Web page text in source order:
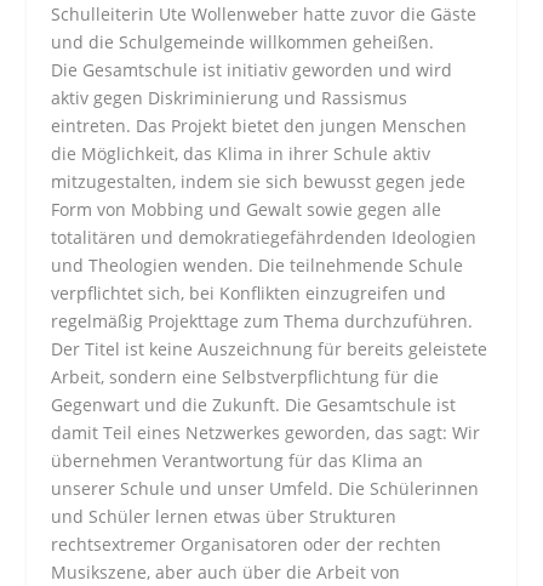
Schulleiterin Ute Wollenweber hatte zuvor die Gäste
und die Schulgemeinde willkommen geheißen.
Die Gesamtschule ist initiativ geworden und wird
aktiv gegen Diskriminierung und Rassismus
eintreten. Das Projekt bietet den jungen Menschen
die Möglichkeit, das Klima in ihrer Schule aktiv
mitzugestalten, indem sie sich bewusst gegen jede
Form von Mobbing und Gewalt sowie gegen alle
totalitären und demokratiegefährdenden Ideologien
und Theologien wenden. Die teilnehmende Schule
verpflichtet sich, bei Konflikten einzugreifen und
regelmäßig Projekttage zum Thema durchzuführen.
Der Titel ist keine Auszeichnung für bereits geleistete
Arbeit, sondern eine Selbstverpflichtung für die
Gegenwart und die Zukunft. Die Gesamtschule ist
damit Teil eines Netzwerkes geworden, das sagt: Wir
übernehmen Verantwortung für das Klima an
unserer Schule und unser Umfeld. Die Schülerinnen
und Schüler lernen etwas über Strukturen
rechtsextremer Organisatoren oder der rechten
Musikszene, aber auch über die Arbeit von